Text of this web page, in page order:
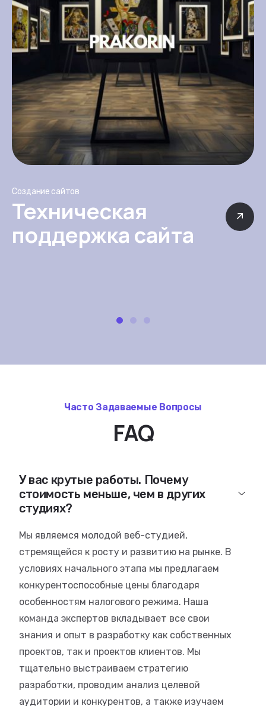
Создание сайтов
Техническая
поддержка сайта
Часто Задаваемые Вопросы
FAQ
У вас крутые работы. Почему
стоимость меньше, чем в других
студиях?
Мы являемся молодой веб-студией,
стремящейся к росту и развитию на рынке. В
условиях начального этапа мы предлагаем
конкурентоспособные цены благодаря
особенностям налогового режима. Наша
команда экспертов вкладывает все свои
знания и опыт в разработку как собственных
проектов, так и проектов клиентов. Мы
тщательно выстраиваем стратегию
разработки, проводим анализ целевой
аудитории и конкурентов, а также изучаем